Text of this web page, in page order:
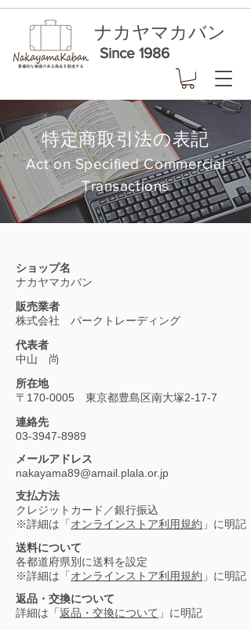
ナカヤマカバン
Since 1986
特定商取引法の表記
Act on Specified Commercial
Transactions
ショップ名
ナカヤマカバン
販売業者
株式会社 パークトレーディング
代表者
中山 尚
所在地
​〒170-0005 東京都豊島区南大塚2-17-7
連絡先
03-3947-8989
メールアドレス
nakayama89@amail.plala.or.jp
支払方法
クレジットカード／銀行振込
※詳細は「 オンラインストア利用規約 」に明記
送料について
各都道府県別に送料を設定
※詳細は「 オンラインストア利用規約 」に明記
返品・交換について
詳細は「 返品・交換について 」に明記